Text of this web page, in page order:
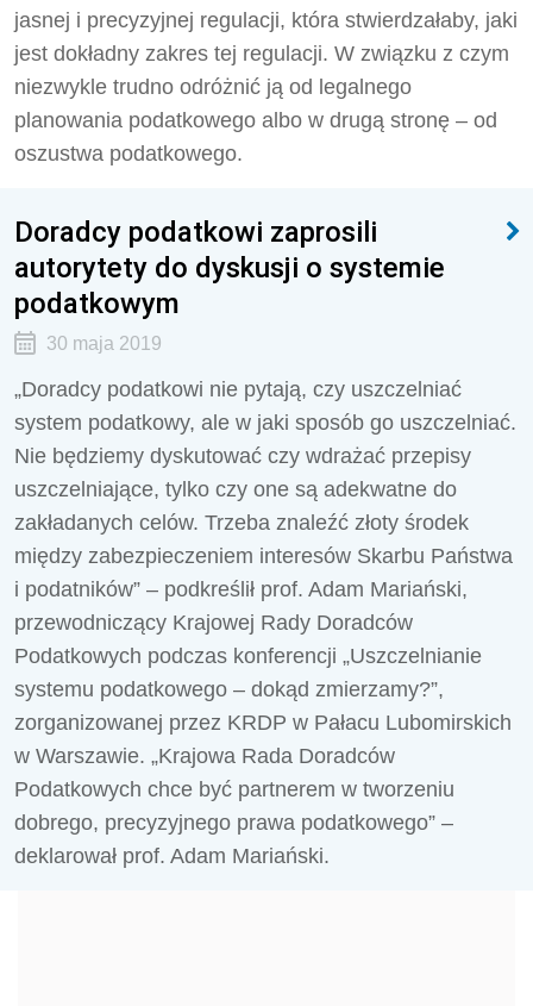
jasnej i precyzyjnej regulacji, która stwierdzałaby, jaki
jest dokładny zakres tej regulacji. W związku z czym
niezwykle trudno odróżnić ją od legalnego
planowania podatkowego albo w drugą stronę – od
oszustwa podatkowego.
Doradcy podatkowi zaprosili
autorytety do dyskusji o systemie
podatkowym
30 maja 2019
„Doradcy podatkowi nie pytają, czy uszczelniać
system podatkowy, ale w jaki sposób go uszczelniać.
Nie będziemy dyskutować czy wdrażać przepisy
uszczelniające, tylko czy one są adekwatne do
zakładanych celów. Trzeba znaleźć złoty środek
między zabezpieczeniem interesów Skarbu Państwa
i podatników” – podkreślił prof. Adam Mariański,
przewodniczący Krajowej Rady Doradców
Podatkowych podczas konferencji „Uszczelnianie
systemu podatkowego – dokąd zmierzamy?”,
zorganizowanej przez KRDP w Pałacu Lubomirskich
w Warszawie. „Krajowa Rada Doradców
Podatkowych chce być partnerem w tworzeniu
dobrego, precyzyjnego prawa podatkowego” –
deklarował prof. Adam Mariański.